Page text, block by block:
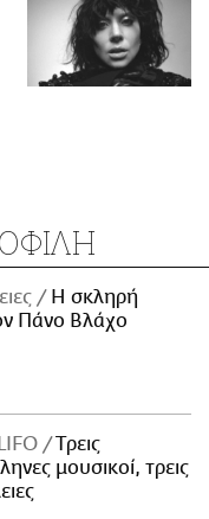
H σκληρή
Πάνο Βλάχο
Tρεις
μουσικοί, τρεις